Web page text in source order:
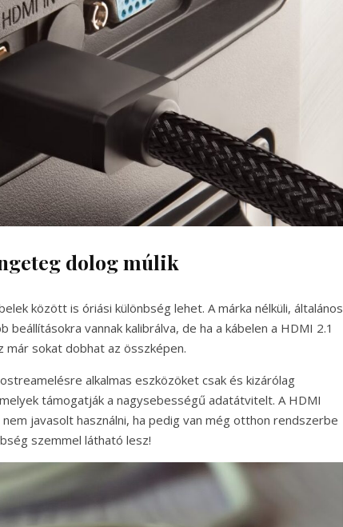
dolog múlik
között is óriási különbség lehet. A márka nélküli, általános
vannak kalibrálva, de ha a kábelen a HDMI 2.1
már sokat dobhat az összképen.
alkalmas eszközöket csak és kizárólag
támogatják a nagysebességű adatátvitelt. A HDMI
javasolt használni, ha pedig van még otthon rendszerbe
szemmel látható lesz!